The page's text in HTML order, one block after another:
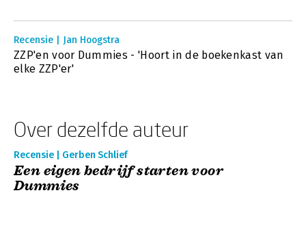
Recensie | Jan Hoogstra
ZZP'en voor Dummies - 'Hoort in de boekenkast van
elke ZZP'er'
Over dezelfde auteur
Recensie | Gerben Schlief
Een eigen bedrijf starten voor
Dummies